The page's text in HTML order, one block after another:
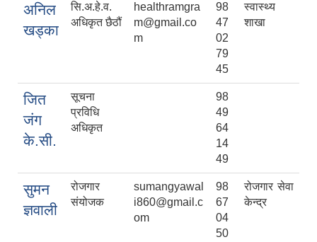
अनिल
खड्का
सि.अ.हे.व.
अधिकृत छैठौं
healthramgra
m@gmail.co
m
98
47
02
79
45
स्वास्थ्य
शाखा
जित
जंग
के.सी.
सूचना
प्रविधि
अधिकृत
98
49
64
14
49
सुमन
ज्ञवाली
रोजगार
संयोजक
sumangyawal
i860@gmail.c
om
98
67
04
50
रोजगार सेवा
केन्द्र